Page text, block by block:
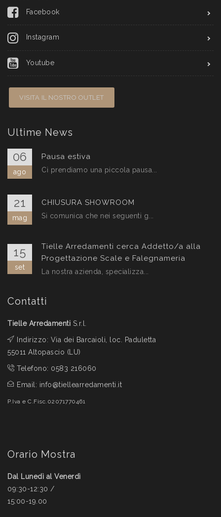
Facebook
Instagram
Youtube
VISITA IL NOSTRO OUTLET
Ultime News
06
ago
Pausa estiva
Ci prendiamo una piccola pausa...
21
mag
CHIUSURA SHOWROOM
Si comunica che nei seguenti g...
15
set
Tielle Arredamenti cerca Addetto/a alla
Progettazione Scale e Falegnameria
La nostra azienda, specializza...
Contatti
Tielle Arredamenti S.r.l.
Indirizzo: Via dei Barcaioli, loc. Paduletta
55011 Altopascio (LU)
Telefono: 0583 216060
Email: info@tiellearredamenti.it
P.Iva e C.Fisc.02071770461
Orario Mostra
Dal Lunedì al Venerdì
09:30-12:30 /
15:00-19.00